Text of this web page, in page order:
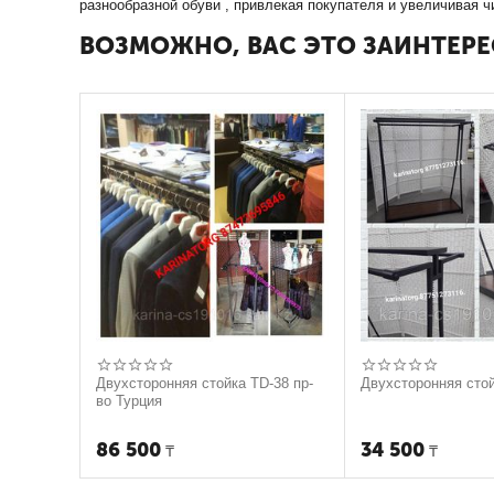
разнообразной обуви , привлекая покупателя и увеличивая
ВОЗМОЖНО, ВАС ЭТО
Двухсторонняя стойка TD-38 пр-
во Турция
86 500 ₸
Двухсторонняя
34 500 ₸